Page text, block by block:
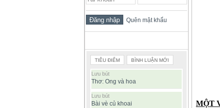
Quên mật khẩu
TIÊU ĐIỂM BÌNH LUẬN MỚI
Lưu bút
Thơ: Ong và hoa
Lưu bút
Bài vè củ khoai
MỘT